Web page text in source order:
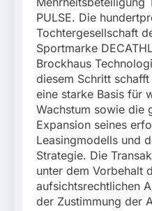
PULSE. Die
Tochtergesellschaft
Sportmarke
Brockhaus
diesem Schritt
eine starke Basis für
Wachstum sowie die
Expansion seines
Leasingmodells und
Strategie. Die
unter dem Vorbehalt
aufsichtsrechtlichen
der Zustimmung der